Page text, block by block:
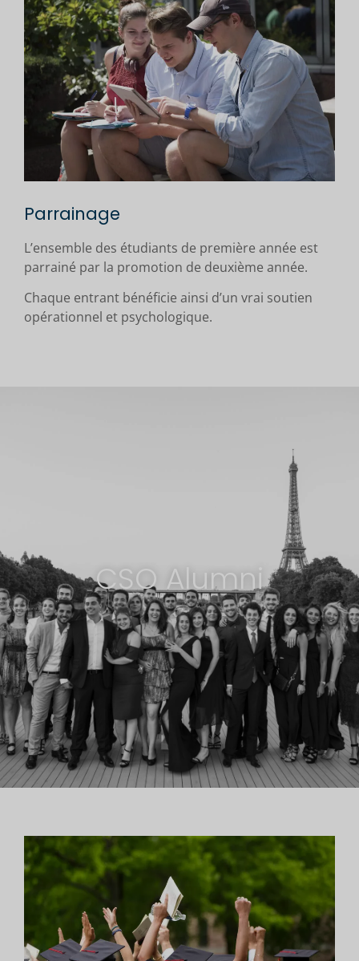
Parrainage
L’ensemble des étudiants de première année est
parrainé par la promotion de deuxième année.
Chaque entrant bénéficie ainsi d’un vrai soutien
opérationnel et psychologique.
CSO Alumni